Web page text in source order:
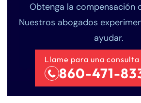
Obtenga la compensación
Nuestros abogados
ayudar.
Llame para una
860-471-